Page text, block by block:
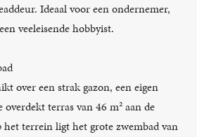
Ideaal voor een ondernemer,
veeleisende hobbyist.
over een strak gazon, een eigen
terras van 46 m² aan de
terrein ligt het grote zwembad van